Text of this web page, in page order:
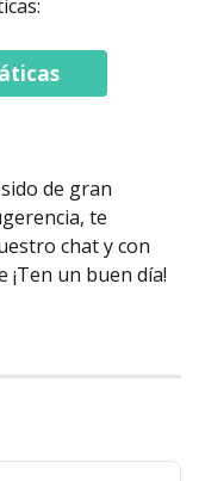
de gran
te
chat y con
un buen día!